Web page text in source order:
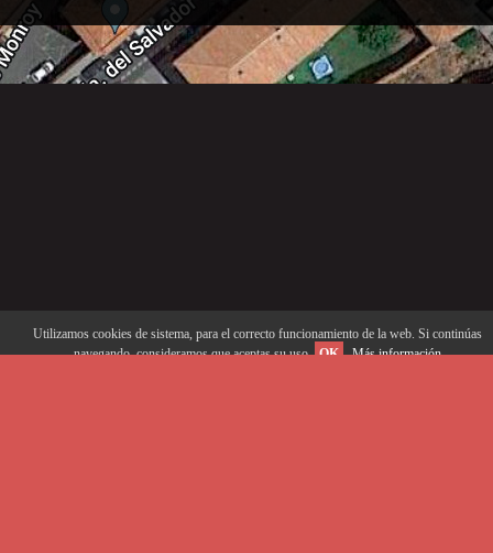
Utilizamos cookies de sistema, para el correcto funcionamiento de la web. Si continúas
navegando, consideramos que aceptas su uso. OK Más información